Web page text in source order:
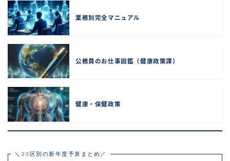
業務別完全マニュアル
公務員のお仕事図鑑（健康政策課）
健康・保健政策
＼23区別の新年度予算まとめ／